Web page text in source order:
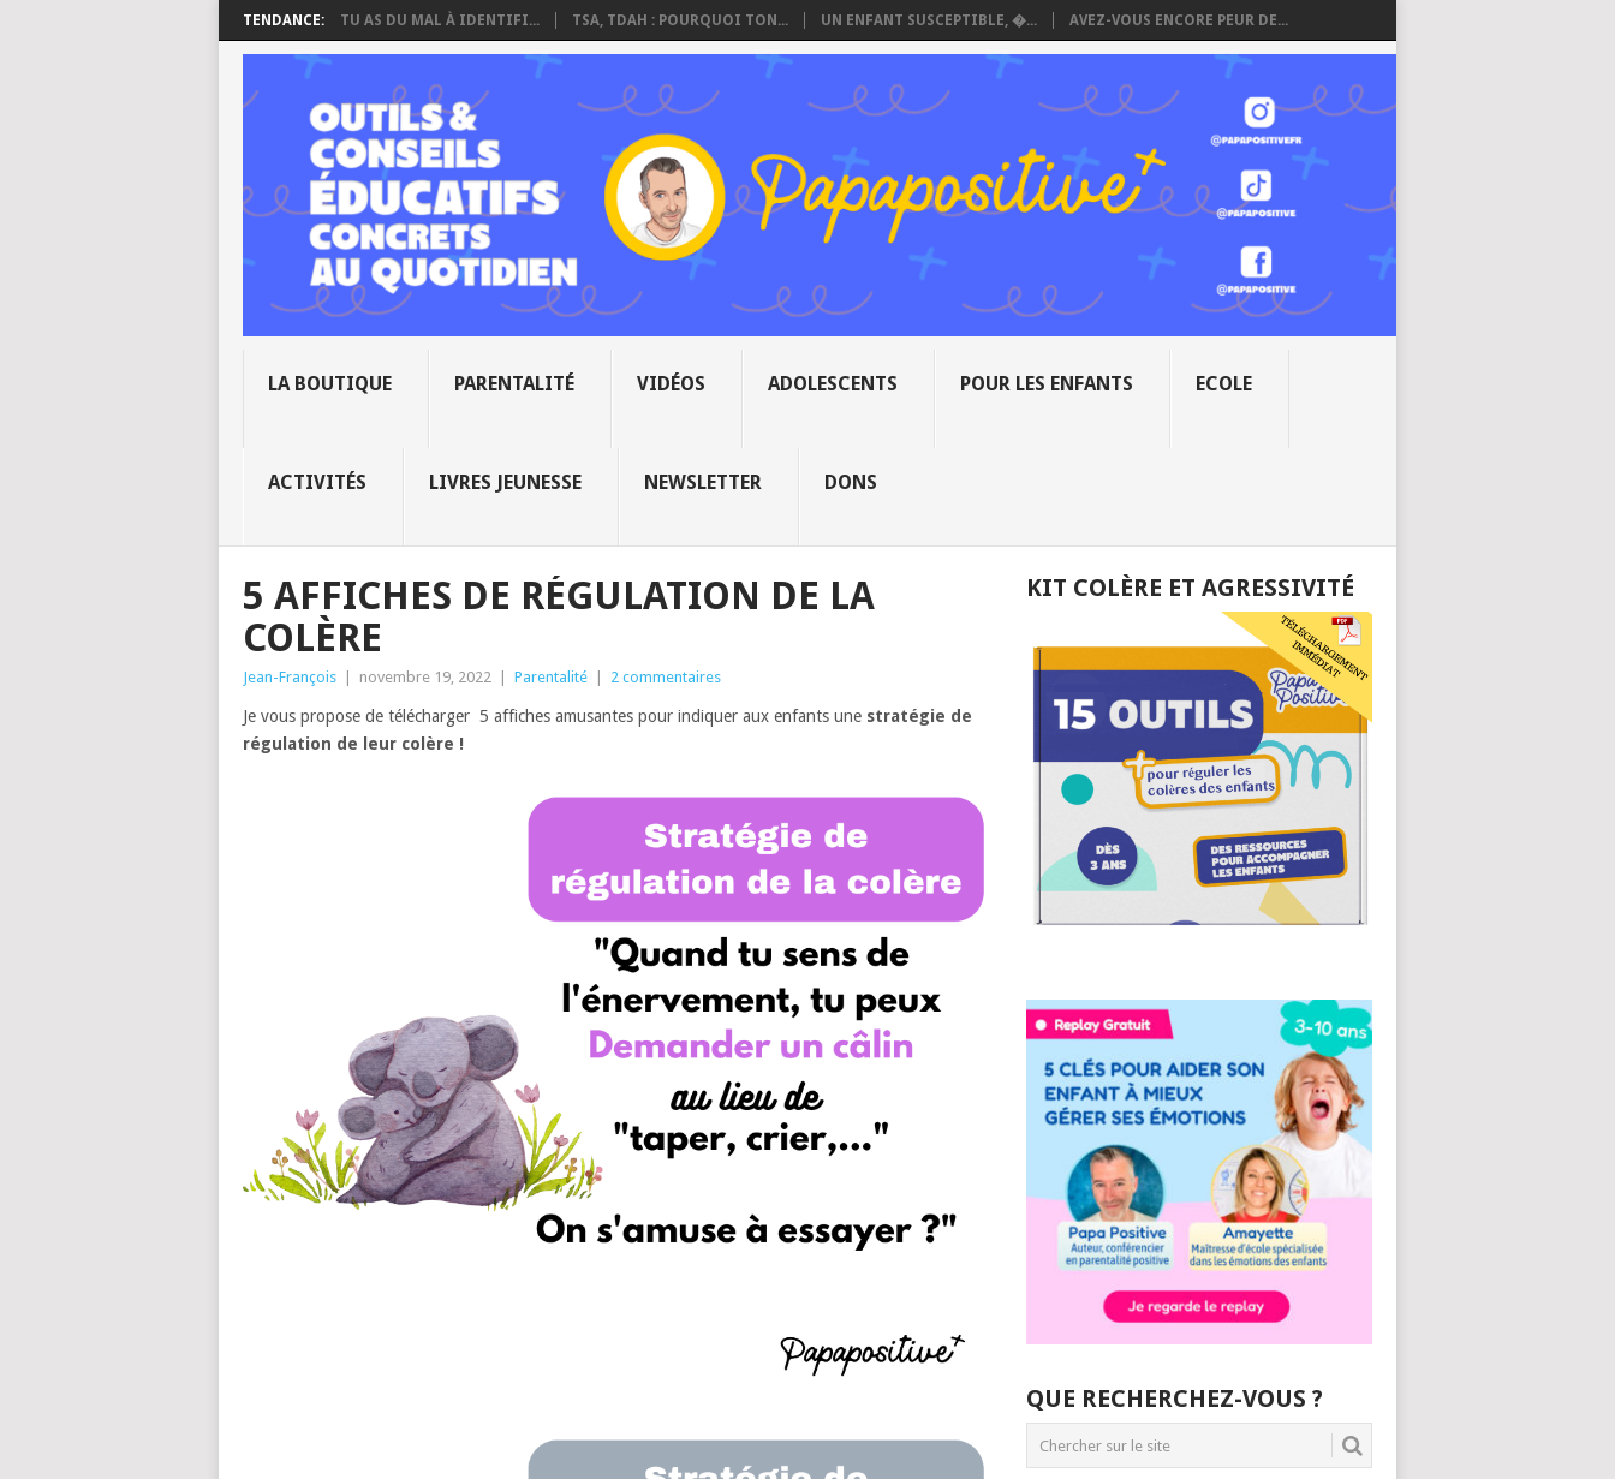
TENDANCE: TU AS DU MAL À IDENTIFI... TSA, TDAH : POURQUOI TON... UN ENFANT SUSCEPTIBLE, �... AVEZ-VOUS ENCORE PEUR DE...
LA BOUTIQUE PARENTALITÉ VIDÉOS ADOLESCENTS POUR LES ENFANTS ECOLE
ACTIVITÉS LIVRES JEUNESSE NEWSLETTER DONS
5 AFFICHES DE RÉGULATION DE LA
COLÈRE
Jean-François novembre 19, 2022 Parentalité 2 commentaires
Je vous propose de télécharger 5 affiches amusantes pour indiquer aux enfants une stratégie de
régulation de leur colère !
KIT COLÈRE ET AGRESSIVITÉ
QUE RECHERCHEZ-VOUS ?